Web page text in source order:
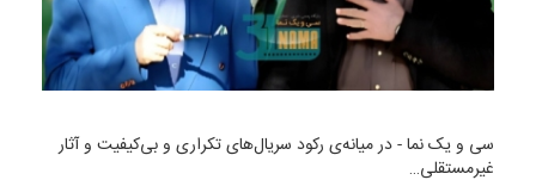
سی و یک نما - در میانه‌ی رکود سریال‌های تکراری و بی‌کیفیت و آثار
غیرمستقلی…